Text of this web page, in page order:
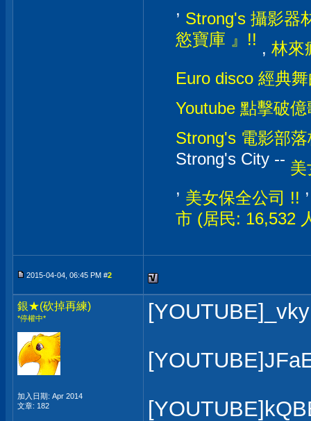
, Strong's 攝影器
慾寶庫 』!! , 林來
Euro disco 經典
Youtube 點擊破
Strong's 電影部
Strong's City -- 美
, 美女保全公司 !!
市 (居民: 16,532
2015-04-04, 06:45 PM #2
銀★(砍掉再練)
*停權中*
加入日期: Apr 2014
文章: 182